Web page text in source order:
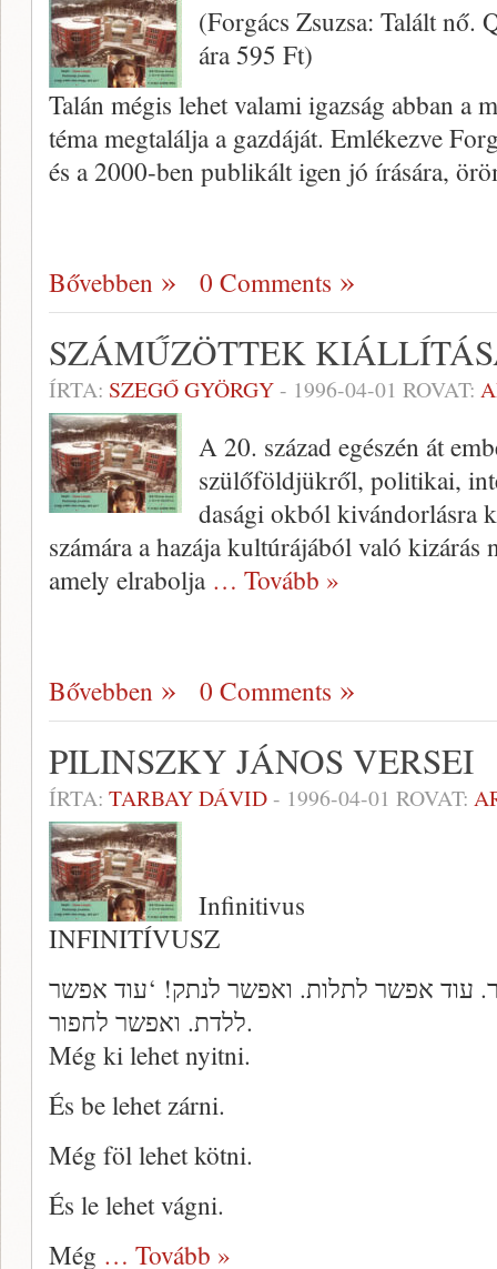
(Forgács Zsuzsa: Talált
ára 595 Ft)
Talán mégis lehet valami igazság ab­ban a
téma megtalálja a gazdáját. Emlékezve
és a 2000-ben publikált igen jó írására,
Bővebben 0 Comments
SZÁMŰZÖTTEK
ÍRTA: SZEGŐ GYÖRGY- 1996-04-01 ROVAT:
A 20. század egészén át
szülőföldjükről, politikai,
dasági okból kivándorlásra
számára a hazája kultúrá­jából való kizárás
amely elrabolja … Tovább »
Bővebben 0 Comments
PILINSZKY JÁNOS VERSEI
ÍRTA: TARBAY DÁVID- 1996-04-01 ROVAT:
Infinitivus
INFINITÍVUSZ
עוד אפשר לתלות. ואפשר לנתק! ‘עוד אפשר
ללדת. ואפשר לחפור.
Még ki lehet nyitni.
És be lehet zárni.
Még föl lehet kötni.
És le lehet vágni.
Még … Tovább »